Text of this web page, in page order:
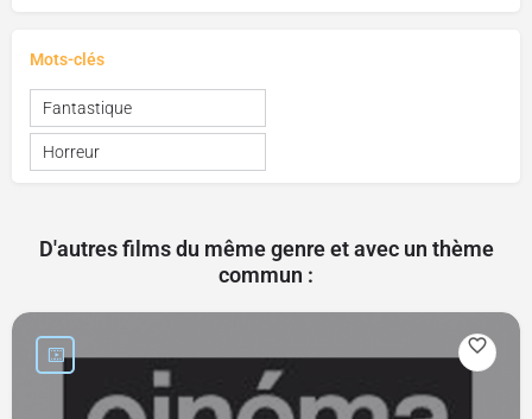
Mots-clés
Fantastique
Horreur
D'autres films du même genre et avec un thème
commun :